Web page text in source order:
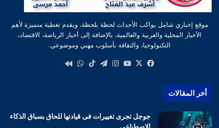
موقع إخباري شامل يواكب الأحداث لحظة بلحظة، ويقدم تغطية متميزة لأهم
الأخبار المحلية والعربية والعالمية، بالإضافة إلى أخبار الرياضة، الاقتصاد،
التكنولوجيا، والثقافة بأسلوب مهني وموضوعي.
فيسبوك
‫X
‫YouTube
انستقرام
تيلقرام‫TikTokواتساب
أخر المقالات
جوجل تجرى تغييرات فى قيادتها للحاق بسباق الذكاء
الاصطناعى